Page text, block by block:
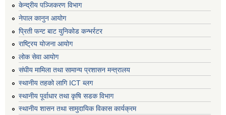
केन्द्रीय पञ्जिकरण विभाग
नेपाल कानुन आयोग
प्रिती फन्ट बाट युनिकोड कन्भर्रटर
राष्ट्रिय योजना आयोग
लोक सेवा आयोग
संघीय मामिला तथा सामान्य प्रशासन मन्त्रालय
स्थानीय तहको लागि ICT ब्लग
स्थानीय पूर्वाधार तथा कृषि सडक विभाग
स्थानीय शासन तथा सामुदायिक विकास कार्यक्रम